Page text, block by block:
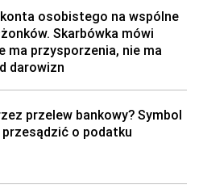
osobistego na wspólne
Skarbówka mówi
ma przysporzenia, nie ma
darowizn
przelew bankowy? Symbol
przesądzić o podatku